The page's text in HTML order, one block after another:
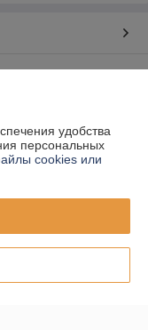
удобства
персональных
cookies или